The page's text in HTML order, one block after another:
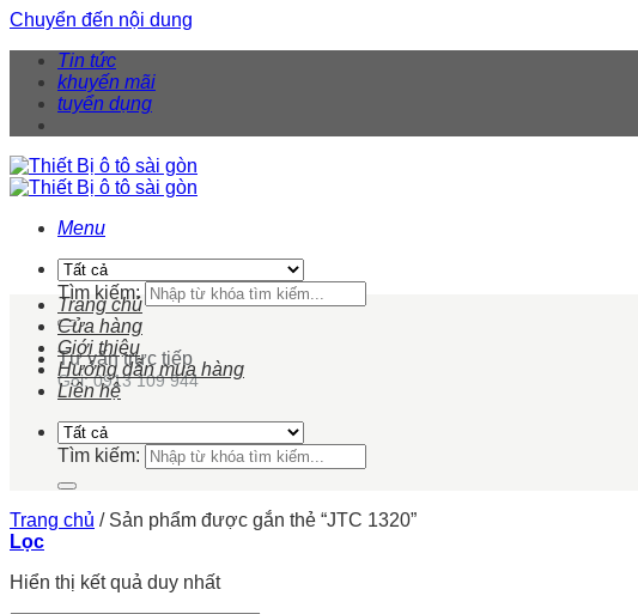
Chuyển đến nội dung
Tin tức
khuyến mãi
tuyển dụng
Menu
Tìm kiếm:
Tư vấn trực tiếp
Gọi: 0913 109 944
Trang chủ
Cửa hàng
Giới thiệu
Hướng dẫn mua hàng
Liên hệ
Tìm kiếm:
Trang chủ /Sản phẩm được gắn thẻ “JTC 1320”
Lọc
Hiển thị kết quả duy nhất